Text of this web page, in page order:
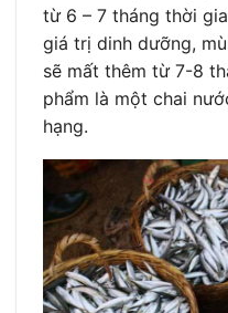
từ 6 – 7 tháng thời
giá trị dinh dưỡng,
sẽ mất thêm từ 7-8
phẩm là một chai
hạng.